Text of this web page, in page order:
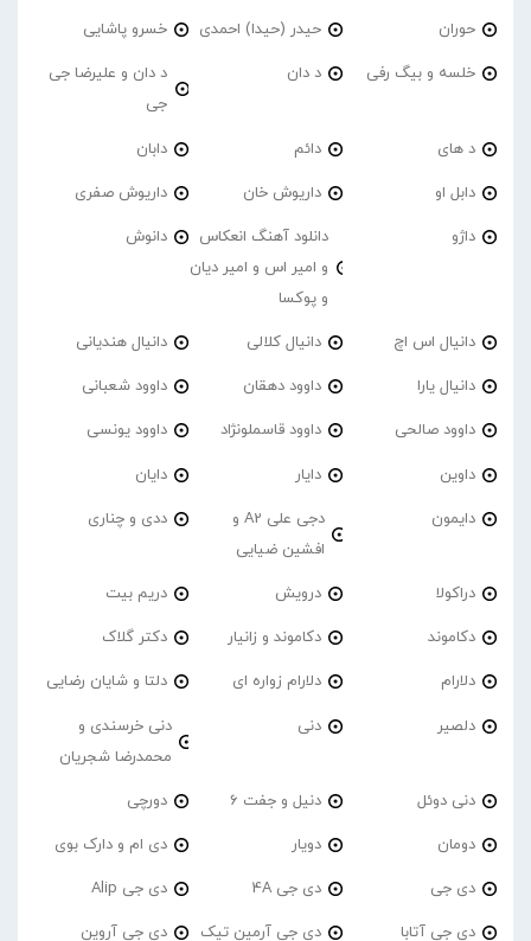
حوران حیدر (حیدا) احمدی خسرو پاشایی
خلسه و بیگ رفی د دان
د دان و علیرضا جی
جی
د های دائم دابان
دابل او داریوش خان داریوش صفری
داژو
دانلود آهنگ انعکاس
و امیر اس و امیر دیان
و پوکسا
دانوش
دانیال اس اچ دانیال کلالی دانیال هندیانی
دانیال یارا داوود دهقان داوود شعبانی
داوود صالحی داوود قاسملونژاد داوود یونسی
داوین دایار دایان
دایمون
دجی علی A2 و
افشین ضیایی
ددی و چناری
دراکولا درویش دریم بیت
دکاموند دکاموند و زانیار دکتر گلاک
دلارام دلارام زواره ای دلتا و شایان رضایی
دلصیر دنی
دنی خرسندی و
محمدرضا شجریان
دنی دوئل دنیل و جفت 6 دورچی
دومان دویار دی ام و دارک بوی
دی جی دی جی 4A دی جی Alip
دی جی آتابا دی جی آرمین تیک دی جی آروین